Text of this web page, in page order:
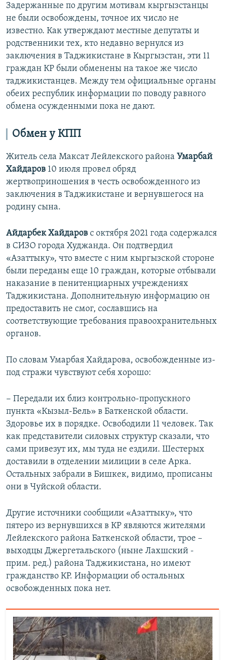
Задержанные по другим мотивам кыргызстанцы
не были освобождены, точное их число не
известно. Как утверждают местные депутаты и
родственники тех, кто недавно вернулся из
заключения в Таджикистане в Кыргызстан, эти 11
граждан КР были обменены на такое же число
таджикистанцев. Между тем официальные органы
обеих республик информации по поводу равного
обмена осужденными пока не дают.
Обмен у КПП
Житель села Максат Лейлекского района Умарбай
Хайдаров 10 июля провел обряд
жертвоприношения в честь освобожденного из
заключения в Таджикистане и вернувшегося на
родину сына.
Айдарбек Хайдаров с октября 2021 года содержался
в СИЗО города Худжанда. Он подтвердил
«Азаттыку», что вместе с ним кыргызской стороне
были переданы еще 10 граждан, которые отбывали
наказание в пенитенциарных учреждениях
Таджикистана. Дополнительную информацию он
предоставить не смог, сославшись на
соответствующие требования правоохранительных
органов.
По словам Умарбая Хайдарова, освобожденные из-
под стражи чувствуют себя хорошо:
− Передали их близ контрольно-пропускного
пункта «Кызыл-Бель» в Баткенской области.
Здоровье их в порядке. Освободили 11 человек. Так
как представители силовых структур сказали, что
сами привезут их, мы туда не ездили. Шестерых
доставили в отделении милиции в селе Арка.
Остальных забрали в Бишкек, видимо, прописаны
они в Чуйской области.
Другие источники сообщили «Азаттыку», что
пятеро из вернувшихся в КР являются жителями
Лейлекского района Баткенской области, трое –
выходцы Джергетальского (ныне Лахшский -
прим. ред.) района Таджикистана, но имеют
гражданство КР. Информации об остальных
освобожденных пока нет.